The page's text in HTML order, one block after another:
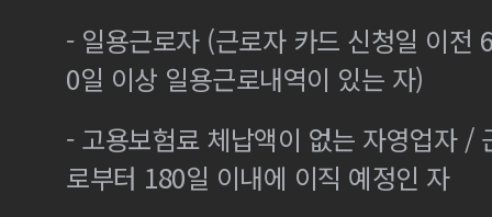
- 일용근로자 (근로자 카드 신청일 이전
0일 이상 일용근로내역이 있는 자)
- 고용보험료 체납액이 없는 자영업자 /
로부터 180일 이내에 이직 예정인 자